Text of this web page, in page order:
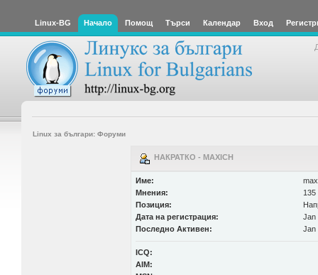
Linux-BG Начало Помощ Търси Календар Вход
Linux за българи: Форуми
НАКРАТКО - MAXICH
Име:
Мнения:
135
Позиция:
Дата на регистрация:
Jan
Последно Активен:
Jan
ICQ:
AIM: